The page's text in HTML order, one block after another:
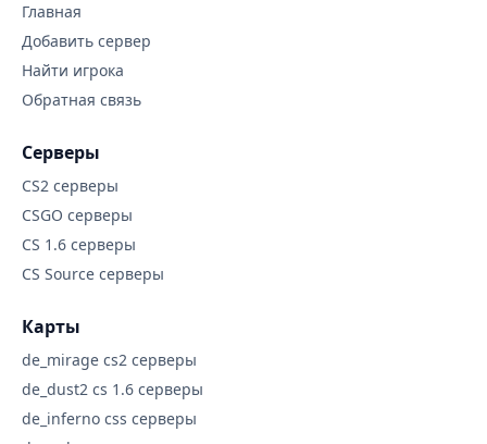
Главная
Добавить сервер
Найти игрока
Обратная связь
Серверы
CS2 серверы
CSGO серверы
CS 1.6 серверы
CS Source серверы
Карты
de_mirage cs2 серверы
de_dust2 cs 1.6 серверы
de_inferno css серверы